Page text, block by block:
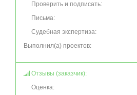
Проверить и подписать:
Письма:
Судебная экспертиза:
Выполнил(а) проектов:
Отзывы (заказчик):
Оценка: